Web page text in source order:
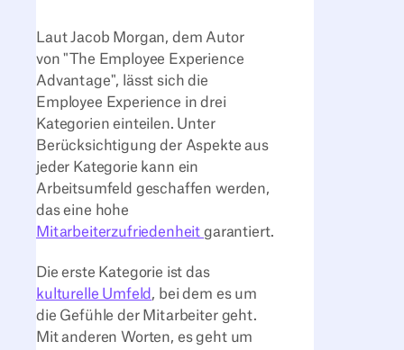
Laut Jacob Morgan, dem Autor
von "The Employee Experience
Advantage", lässt sich die
Employee Experience in drei
Kategorien einteilen. Unter
Berücksichtigung der Aspekte aus
jeder Kategorie kann ein
Arbeitsumfeld geschaffen werden,
das eine hohe
Mitarbeiterzufriedenheit garantiert.
Die erste Kategorie ist das
kulturelle Umfeld , bei dem es um
die Gefühle der Mitarbeiter geht.
Mit anderen Worten, es geht um